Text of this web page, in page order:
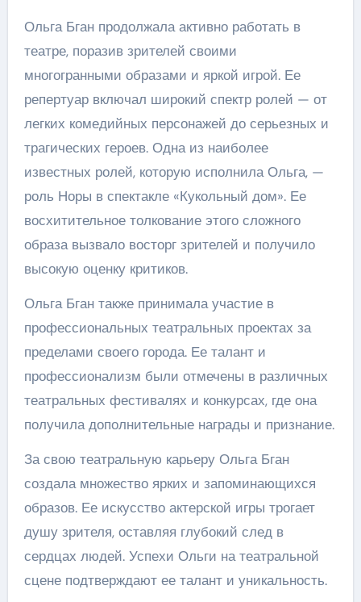
Ольга Бган продолжала активно работать в
театре, поразив зрителей своими
многогранными образами и яркой игрой. Ее
репертуар включал широкий спектр ролей — от
легких комедийных персонажей до серьезных и
трагических героев. Одна из наиболее
известных ролей, которую исполнила Ольга, —
роль Норы в спектакле «Кукольный дом». Ее
восхитительное толкование этого сложного
образа вызвало восторг зрителей и получило
высокую оценку критиков.
Ольга Бган также принимала участие в
профессиональных театральных проектах за
пределами своего города. Ее талант и
профессионализм были отмечены в различных
театральных фестивалях и конкурсах, где она
получила дополнительные награды и признание.
За свою театральную карьеру Ольга Бган
создала множество ярких и запоминающихся
образов. Ее искусство актерской игры трогает
душу зрителя, оставляя глубокий след в
сердцах людей. Успехи Ольги на театральной
сцене подтверждают ее талант и уникальность.